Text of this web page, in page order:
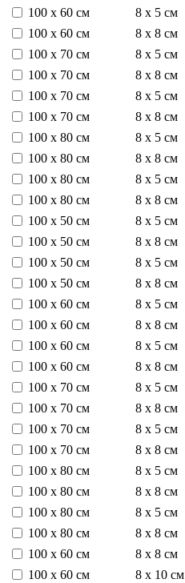
100 х 60 см
8 х 5 см
100 х 60 см
8 х 8 см
100 х 70 см
8 х 5 см
100 х 70 см
8 х 8 см
100 х 70 см
8 х 5 см
100 х 70 см
8 х 8 см
100 х 80 см
8 х 5 см
100 х 80 см
8 х 8 см
100 х 80 см
8 х 5 см
100 х 80 см
8 х 8 см
100 х 50 см
8 х 5 см
100 х 50 см
8 х 8 см
100 х 50 см
8 х 5 см
100 х 50 см
8 х 8 см
100 х 60 см
8 х 5 см
100 х 60 см
8 х 8 см
100 х 60 см
8 х 5 см
100 х 60 см
8 х 8 см
100 х 70 см
8 х 5 см
100 х 70 см
8 х 8 см
100 х 70 см
8 х 5 см
100 х 70 см
8 х 8 см
100 х 80 см
8 х 5 см
100 х 80 см
8 х 8 см
100 х 80 см
8 х 5 см
100 х 80 см
8 х 8 см
100 х 60 см
8 х 8 см
100 х 60 см
8 х 10 см